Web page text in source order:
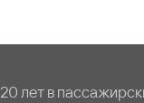
20 лет в